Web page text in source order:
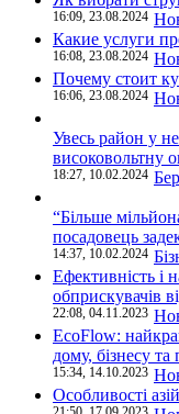
16:09, 23.08.2024
Какие услуги
16:08, 23.08.2024
Почему стоит
16:06, 23.08.2024
Увесь район у
високовольтну
18:27, 10.02.2024
“Більше
посадовець
14:37, 10.02.2024
Ефективність і
обприскувачів
22:08, 04.11.2023
EcoFlow:
дому, бізнесу
15:34, 14.10.2023
Особливості